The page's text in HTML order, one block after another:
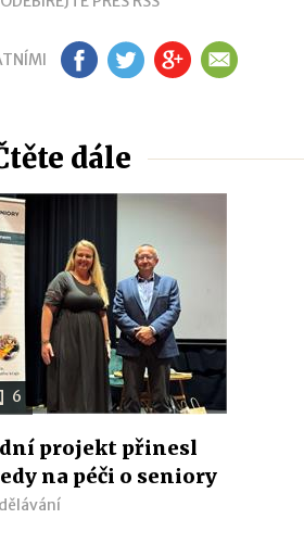
FB TW GP EM
dále
6
projekt přinesl
na péči o seniory